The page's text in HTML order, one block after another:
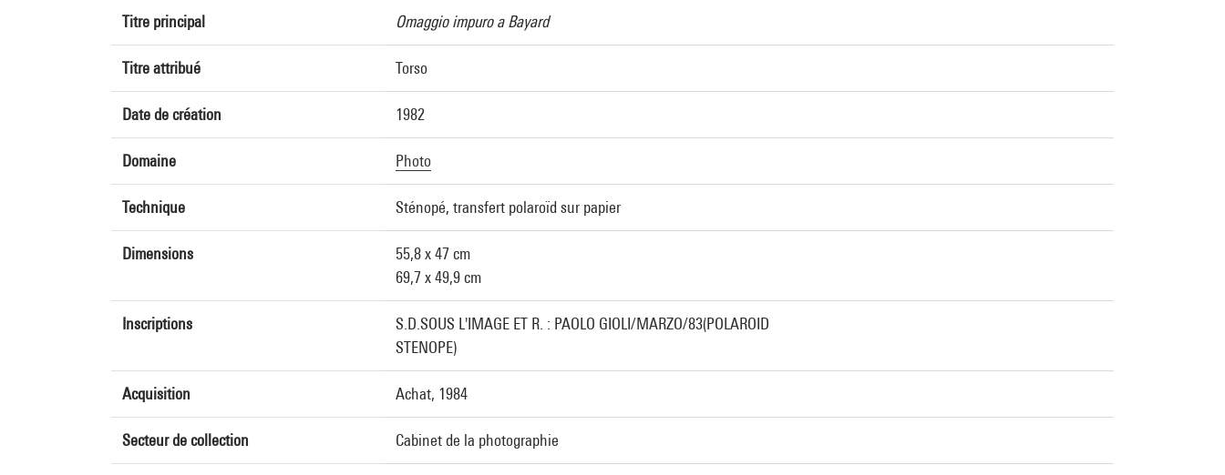
Titre principal Omaggio impuro a Bayard
Titre attribué Torso
Date de création 1982
Domaine Photo
Technique Sténopé, transfert polaroïd sur papier
Dimensions
55,8 x 47 cm
69,7 x 49,9 cm
Inscriptions
S.D.SOUS L'IMAGE ET R. : PAOLO GIOLI/MARZO/83(POLAROID
STENOPE)
Acquisition Achat, 1984
Secteur de collection Cabinet de la photographie